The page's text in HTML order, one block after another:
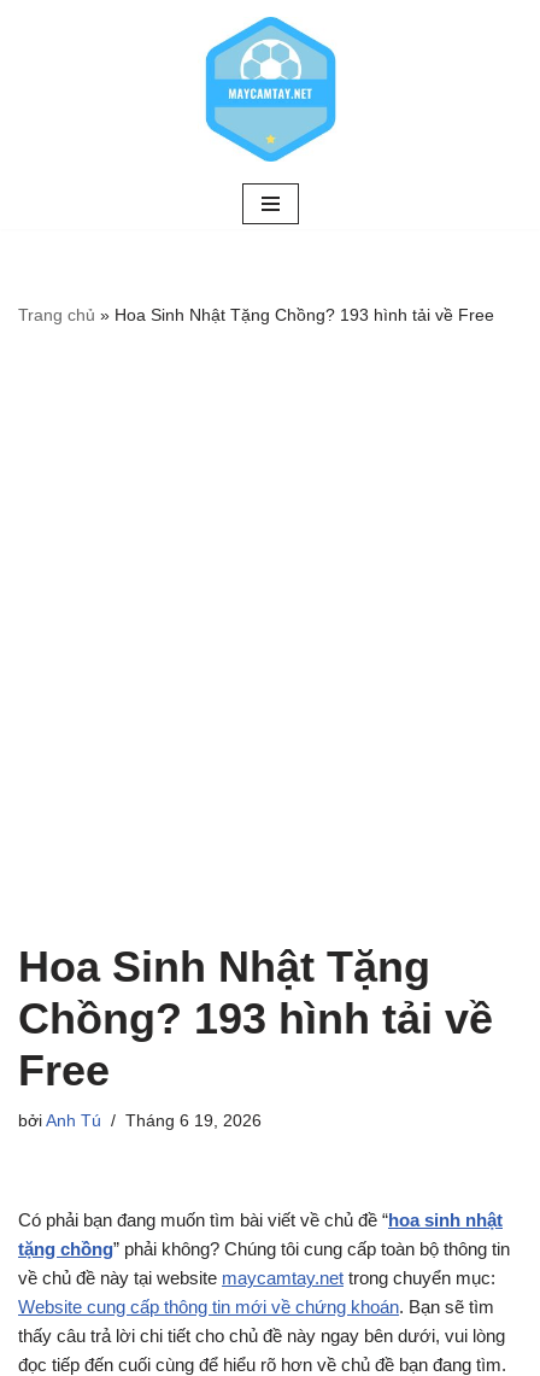
Trang chủ » Hoa Sinh Nhật Tặng Chồng? 193 hình tải về Free
Hoa Sinh Nhật Tặng
Chồng? 193 hình tải về
Free
bởi Anh Tú Tháng 6 19, 2026
Có phải bạn đang muốn tìm bài viết về chủ đề “hoa sinh nhật
tặng chồng” phải không? Chúng tôi cung cấp toàn bộ thông tin
về chủ đề này tại website maycamtay.net trong chuyển mục:
Website cung cấp thông tin mới về chứng khoán. Bạn sẽ tìm
thấy câu trả lời chi tiết cho chủ đề này ngay bên dưới, vui lòng
đọc tiếp đến cuối cùng để hiểu rõ hơn về chủ đề bạn đang tìm.